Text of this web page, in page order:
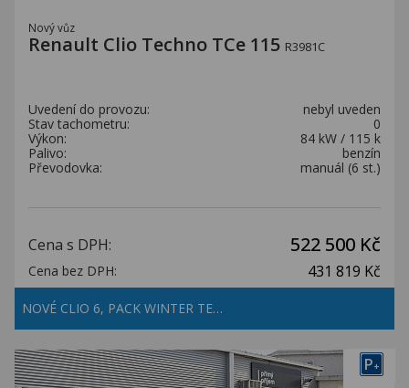
Nový vůz
Renault Clio Techno TCe 115 R3981C
Uvedení do provozu:
nebyl uveden
Stav tachometru:
0
Výkon:
84 kW / 115 k
Palivo:
benzín
Převodovka:
manuál (6 st.)
Cena s DPH: 522 500 Kč
Cena bez DPH: 431 819 Kč
NOVÉ CLIO 6, PACK WINTER TE…
P+